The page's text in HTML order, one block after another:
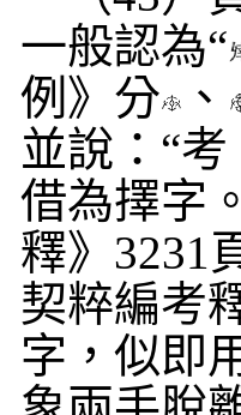
一般認為“
例》分
、
並說：“考
借為擇字
釋》 3231
契粹編考
字，似即